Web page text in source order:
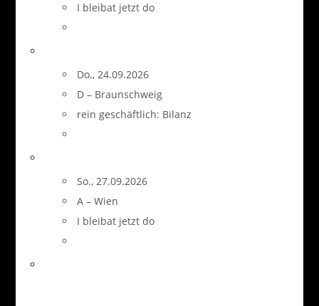
I bleibat jetzt do
Do., 24.09.2026
D – Braunschweig
rein geschäftlich: Bilanz
So., 27.09.2026
A – Wien
I bleibat jetzt do